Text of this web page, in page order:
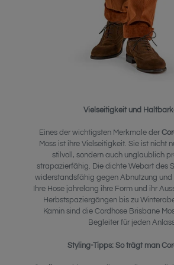
Vielseitigkeit und
Eines der wichtigsten Merkmale der
Moss ist ihre Vielseitigkeit. Sie ist nicht
stilvoll, sondern auch unglaublich
strapazierfähig. Die dichte Webart des
widerstandsfähig gegen Abnutzung und
Ihre Hose jahrelang ihre Form und ihr
Herbstspaziergängen bis zu
Kamin sind die Cordhose Brisbane
Begleiter für jeden
Styling-Tipps: So trägt man